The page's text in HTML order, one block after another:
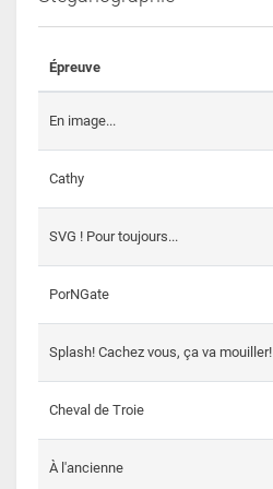
Épreuve
En image...
Cathy
SVG ! Pour toujours...
PorNGate
Splash! Cachez vous, ça va mouiller!
Cheval de Troie
À l'ancienne